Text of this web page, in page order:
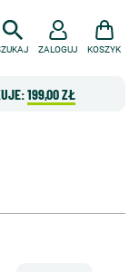
199,00 ZŁ
ZALOGUJ KOSZYK